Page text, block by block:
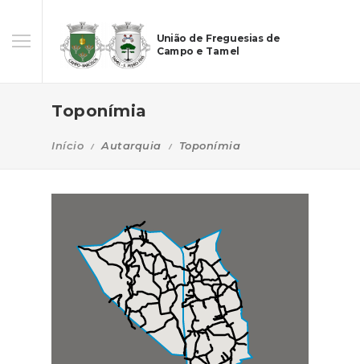
União de Freguesias de
Campo e Tamel
Toponímia
Início Autarquia Toponímia